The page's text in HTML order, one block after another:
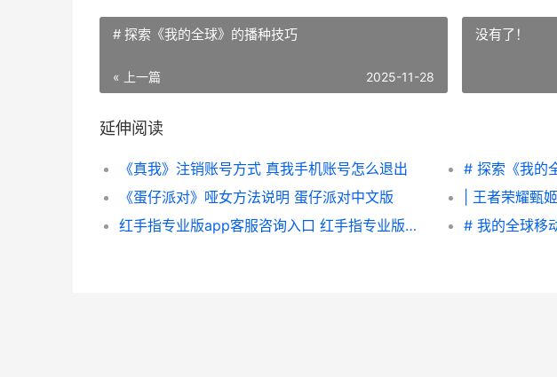
# 探索《我的全球》的播种技巧
« 上一篇 2025-11-28
没有了！
延伸阅读
《真我》注销账号方式 真我手机账号怎么退出
# 探索《我的
《蛋仔派对》哑女方法说明 蛋仔派对中文版
红手指专业版app客服咨询入口 红手指专业版和红手指有什么区别
# 我的全球移